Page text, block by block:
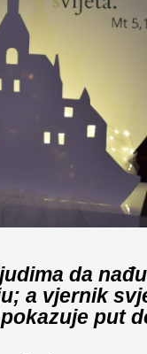
da
a vjernik
put